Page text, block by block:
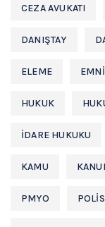
CEZA AVUKATI
DANIŞTAY
ELEME
HUKUK
IDARE HUKUKU
KAMU
PMYO POLIS